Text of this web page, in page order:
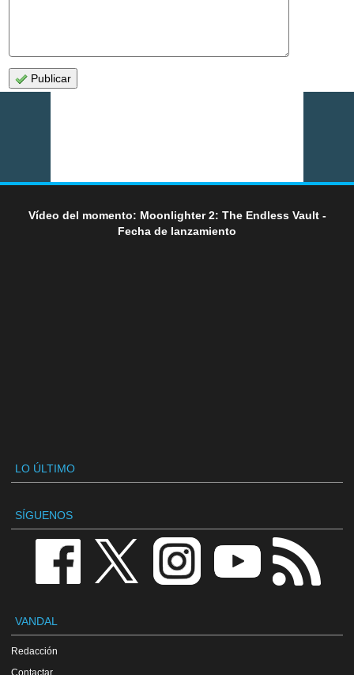
Publicar
Vídeo del momento: Moonlighter 2: The Endless Vault -
Fecha de lanzamiento
LO ÚLTIMO
SÍGUENOS
VANDAL
Redacción
Contactar